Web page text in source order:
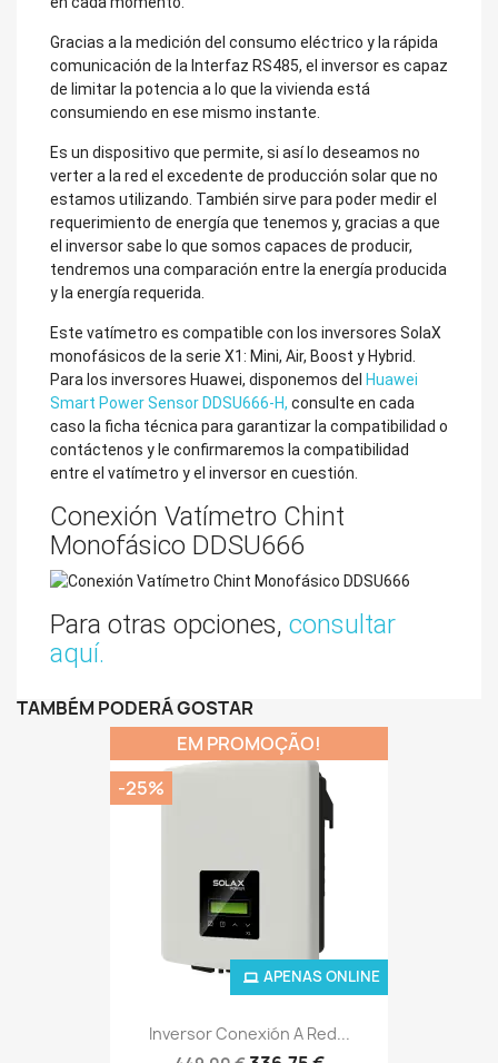
Gracias a la medición del consumo eléctrico y la rápida
comunicación de la Interfaz RS485, el inversor es capaz
de limitar la potencia a lo que la vivienda está
consumiendo en ese mismo instante.
Es un dispositivo que permite, si así lo deseamos no
verter a la red el excedente de producción solar que no
estamos utilizando. También sirve para poder medir el
requerimiento de energía que tenemos y, gracias a que
el inversor sabe lo que somos capaces de producir,
tendremos una comparación entre la energía producida
y la energía requerida.
Este vatímetro es compatible con los inversores SolaX
monofásicos de la serie X1: Mini, Air, Boost y Hybrid.
Para los inversores Huawei, disponemos del Huawei
Smart Power Sensor DDSU666-H, consulte en cada
caso la ficha técnica para garantizar la compatibilidad o
contáctenos y le confirmaremos la compatibilidad
entre el vatímetro y el inversor en cuestión.
Conexión Vatímetro Chint
Monofásico DDSU666
Para otras opciones, consultar
aquí.
TAMBÉM PODERÁ GOSTAR
Inversor Conexión A Red...
APENAS ONLINE
EM PROMOÇÃO!
-25%